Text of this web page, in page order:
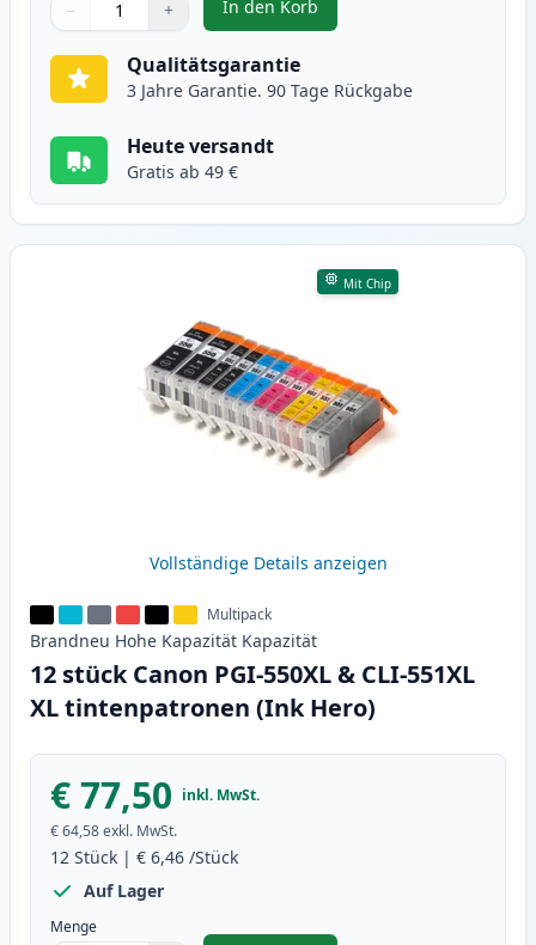
Verwenden Sie die Tasten, um anzupassen
− +
1
In den Korb
, 20 stück Canon PGI-550XL &
Qualitätsgarantie
3 Jahre Garantie. 90 Tage Rückgabe
Heute versandt
Gratis ab 49 €
Mit Chip
Vollständige Details anzeigen
Multipack
Brandneu Hohe Kapazität Kapazität
12 stück Canon PGI-550XL & CLI-551XL
XL tintenpatronen (Ink Hero)
€ 77,50 inkl. MwSt.
€ 64,58exkl. MwSt.
12 Stück | € 6,46 /Stück
Auf Lager
Menge